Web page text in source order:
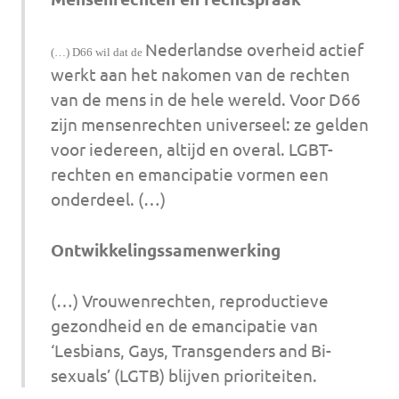
(…) D66 wil dat de Nederlandse overheid actief
werkt aan het nakomen van de rechten
van de mens in de hele wereld. Voor D66
zijn mensenrechten universeel: ze gelden
voor iedereen, altijd en overal. LGBT-
rechten en emancipatie vormen een
onderdeel. (…)
Ontwikkelingssamenwerking
(…) Vrouwenrechten, reproductieve
gezondheid en de emancipatie van
‘Lesbians, Gays, Transgenders and Bi-
sexuals’ (LGTB) blijven prioriteiten.